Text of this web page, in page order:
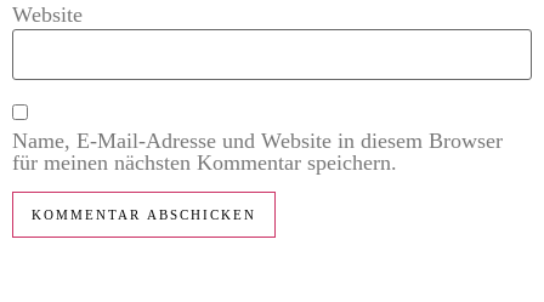
Website
Name, E-Mail-Adresse und Website in diesem Browser
für meinen nächsten Kommentar speichern.